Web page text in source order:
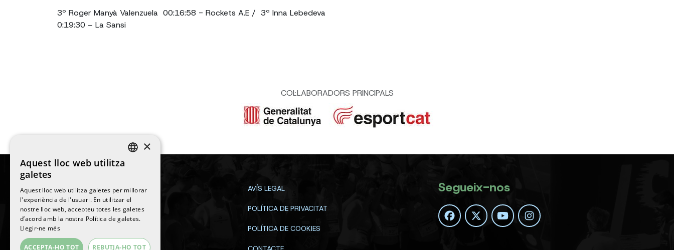
3º Roger Manyà Valenzuela 00:16:58 - Rockets A.E / 3ª Inna Lebedeva
0:19:30 – La Sansi
COL·LABORADORS PRINCIPALS
©2026 La Sansi
Tots els drets reservats
AVÍS LEGAL
POLÍTICA DE PRIVACITAT
POLÍTICA DE COOKIES
Segueix-nos
CATALAN
×
Aquest lloc web utilitza
galetes
Aquest lloc web utilitza galetes per millorar
l'experiència de l'usuari. En utilitzar el
nostre lloc web, accepteu totes les galetes
d’acord amb la nostra Política de galetes.
Llegir-ne més
ACCEPTA-HO TOT REBUTJA-HO TOT